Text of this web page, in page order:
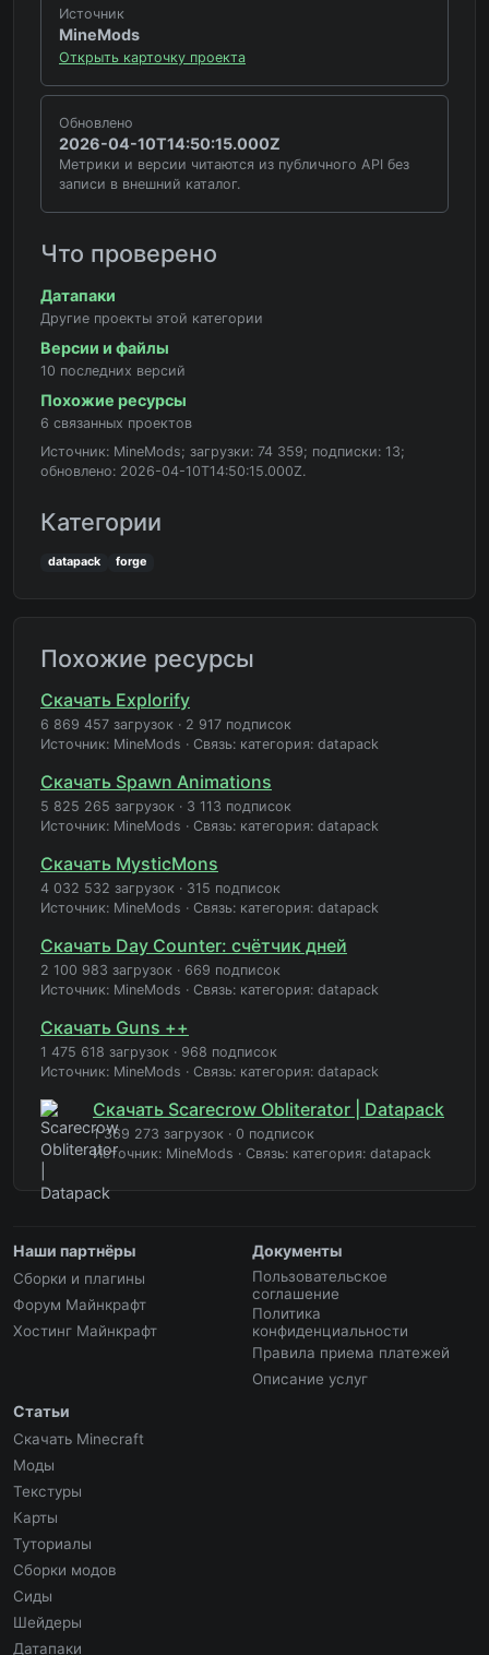
Источник
MineMods
Открыть карточку проекта
Обновлено
2026-04-10T14:50:15.000Z
Метрики и версии читаются из публичного API без
записи в внешний каталог.
Что проверено
Датапаки
Другие проекты этой категории
Версии и файлы
10 последних версий
Похожие ресурсы
6 связанных проектов
Источник: MineMods; загрузки: 74 359; подписки: 13;
обновлено: 2026-04-10T14:50:15.000Z.
Категории
datapack forge
Похожие ресурсы
Скачать Explorify
6 869 457 загрузок · 2 917 подписок
Источник: MineMods · Связь: категория: datapack
Скачать Spawn Animations
5 825 265 загрузок · 3 113 подписок
Источник: MineMods · Связь: категория: datapack
Скачать MysticMons
4 032 532 загрузок · 315 подписок
Источник: MineMods · Связь: категория: datapack
Скачать Day Counter: счётчик дней
2 100 983 загрузок · 669 подписок
Источник: MineMods · Связь: категория: datapack
Скачать Guns ++
1 475 618 загрузок · 968 подписок
Источник: MineMods · Связь: категория: datapack
Скачать Scarecrow Obliterator | Datapack
1 369 273 загрузок · 0 подписок
Источник: MineMods · Связь: категория: datapack
Наши партнёры
Сборки и плагины
Форум Майнкрафт
Хостинг Майнкрафт
Документы
Пользовательское
соглашение
Политика
конфиденциальности
Правила приема платежей
Описание услуг
Статьи
Скачать Minecraft
Моды
Текстуры
Карты
Туториалы
Сборки модов
Сиды
Шейдеры
Датапаки